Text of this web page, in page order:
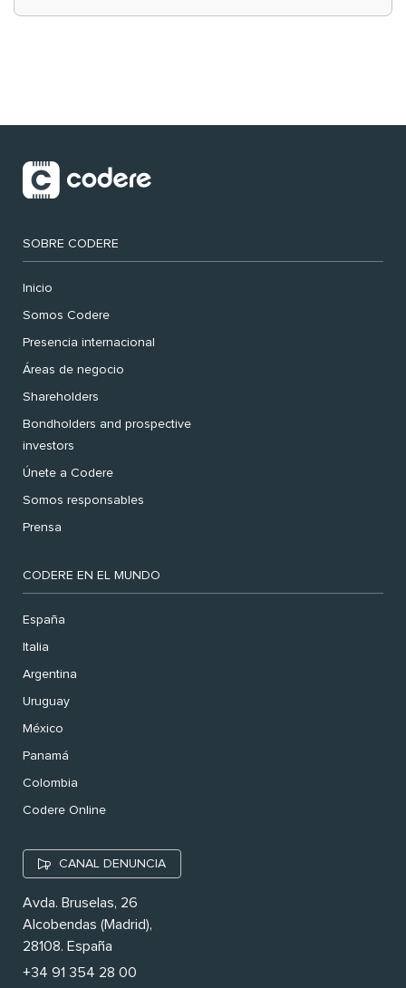
SOBRE CODERE
Inicio
Somos Codere
Presencia internacional
Áreas de negocio
Shareholders
Bondholders and prospective
investors
Únete a Codere
Somos responsables
Prensa
CODERE EN EL MUNDO
España
Italia
Argentina
Uruguay
México
Panamá
Colombia
Codere Online
CANAL DENUNCIA
Avda. Bruselas, 26
Alcobendas (Madrid),
28108. España
+34 91 354 28 00